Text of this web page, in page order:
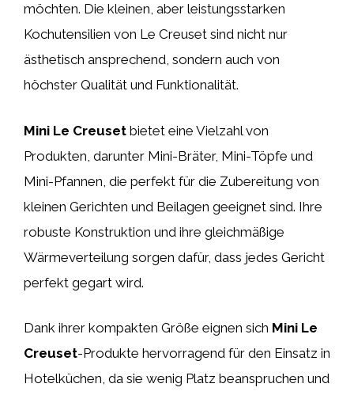
möchten. Die kleinen, aber leistungsstarken
Kochutensilien von Le Creuset sind nicht nur
ästhetisch ansprechend, sondern auch von
höchster Qualität und Funktionalität.
Mini Le Creuset bietet eine Vielzahl von
Produkten, darunter Mini-Bräter, Mini-Töpfe und
Mini-Pfannen, die perfekt für die Zubereitung von
kleinen Gerichten und Beilagen geeignet sind. Ihre
robuste Konstruktion und ihre gleichmäßige
Wärmeverteilung sorgen dafür, dass jedes Gericht
perfekt gegart wird.
Dank ihrer kompakten Größe eignen sich Mini Le
Creuset-Produkte hervorragend für den Einsatz in
Hotelküchen, da sie wenig Platz beanspruchen und